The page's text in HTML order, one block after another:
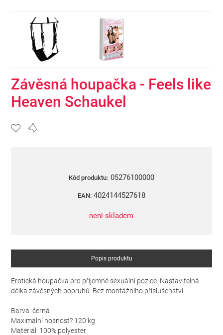
Závěsná houpačka - Feels like
Heaven Schaukel
Kód produktu: 05276100000
EAN: 4024144527618
není skladem
Popis produktu
Erotická houpačka pro příjemné sexuální pozice. Nastavitelná
délka závěsných popruhů. Bez montážního příslušenství.
Barva: černá
Maximální nosnost? 120 kg
Materiál: 100% polyester